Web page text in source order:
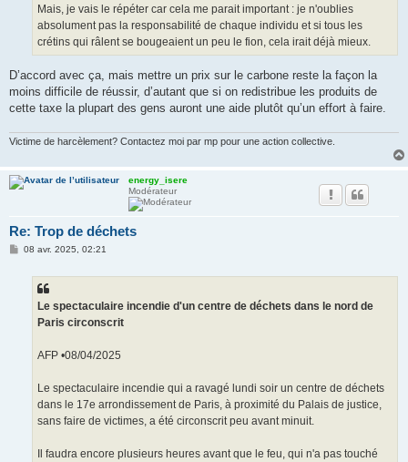
Mais, je vais le répéter car cela me parait important : je n'oublies
absolument pas la responsabilité de chaque individu et si tous les
crétins qui râlent se bougeaient un peu le fion, cela irait déjà mieux.
D’accord avec ça, mais mettre un prix sur le carbone reste la façon la
moins difficile de réussir, d’autant que si on redistribue les produits de
cette taxe la plupart des gens auront une aide plutôt qu’un effort à faire.
Victime de harcèlement? Contactez moi par mp pour une action collective.
energy_isere
Modérateur
Re: Trop de déchets
M08 avr. 2025, 02:21
Le spectaculaire incendie d'un centre de déchets dans le nord de
Paris circonscrit
AFP •08/04/2025
Le spectaculaire incendie qui a ravagé lundi soir un centre de déchets
dans le 17e arrondissement de Paris, à proximité du Palais de justice,
sans faire de victimes, a été circonscrit peu avant minuit.
Il faudra encore plusieurs heures avant que le feu, qui n'a pas touché